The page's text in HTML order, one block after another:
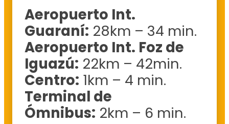
Aeropuerto Int.
Guaraní: 28km – 34 min.
Aeropuerto Int. Foz de
Iguazú: 22km – 42min.
Centro: 1km – 4 min.
Terminal de
Ómnibus: 2km – 6 min.